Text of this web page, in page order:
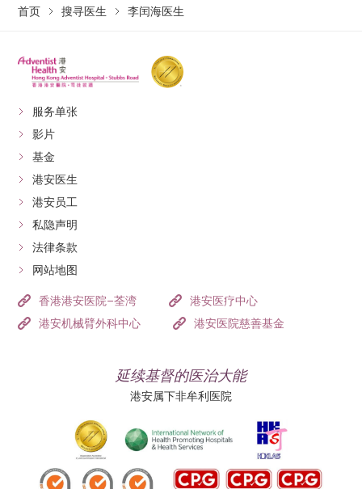
首页 搜寻医生 李闰海医生
服务单张
影片
基金
港安医生
港安员工
私隐声明
法律条款
网站地图
香港港安医院–荃湾
港安医疗中心
港安机械臂外科中心
港安医院慈善基金
延续基督的医治大能
港安属下非牟利医院